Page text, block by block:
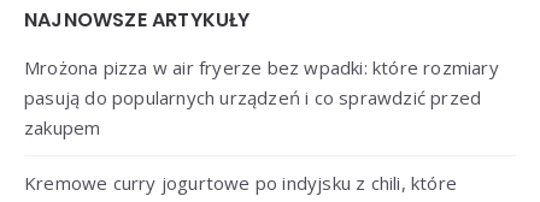
Widgets
NAJNOWSZE ARTYKUŁY
Mrożona pizza w air fryerze bez wpadki: które rozmiary
pasują do popularnych urządzeń i co sprawdzić przed
zakupem
Kremowe curry jogurtowe po indyjsku z chili, które